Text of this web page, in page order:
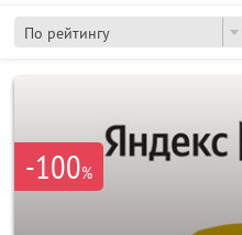
По рейтингу
-100%